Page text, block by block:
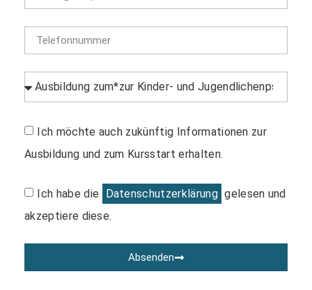
Ich möchte auch zukünftig Informationen zur
Ausbildung und zum Kursstart erhalten.
Ich habe die Datenschutzerklärung gelesen und
akzeptiere diese.
Absenden